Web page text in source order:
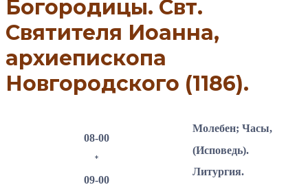
Богородицы. Свт.
Святителя Иоанна,
архиепископа
Новгородского (1186).
08-00
*
09-00
Молебен; Часы,
(Исповедь).
Литургия.